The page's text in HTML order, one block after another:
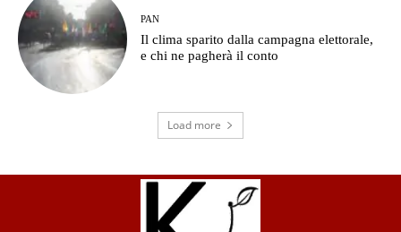
PAN
Il clima sparito dalla campagna elettorale,
e chi ne pagherà il conto
Load more